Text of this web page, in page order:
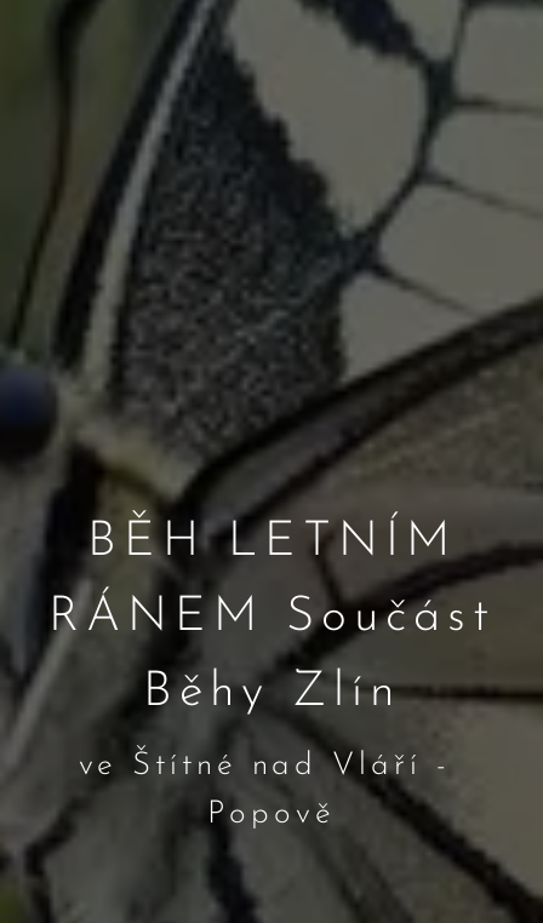
BĚH LETNÍM
RÁNEM Součást
Běhy Zlín
ve Štítné nad Vláří -
Popově